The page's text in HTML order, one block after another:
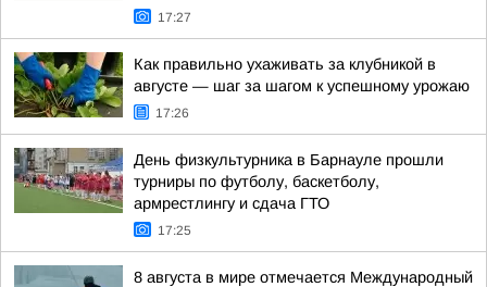
17:27
Как правильно ухаживать за клубникой в
августе — шаг за шагом к успешному урожаю
17:26
День физкультурника в Барнауле прошли
турниры по футболу, баскетболу,
армрестлингу и сдача ГТО
17:25
8 августа в мире отмечается Международный